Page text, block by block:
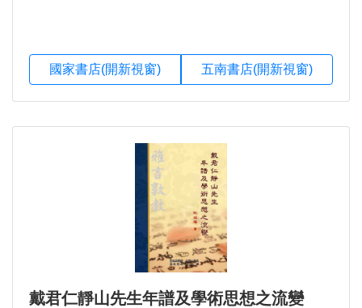
國家書店(開新視窗) 五南書店(開新視窗)
戴君仁靜山先生年譜及學術思想之流變